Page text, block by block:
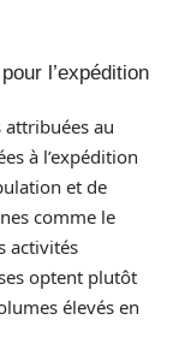
l’expédition
attribuées au
à l’expédition
et de
comme le
activités
optent plutôt
élevés en